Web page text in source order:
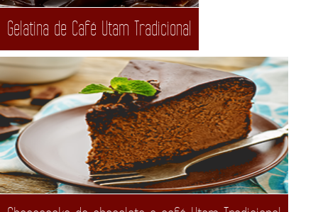
Gelatina de Café Utam Tradicional